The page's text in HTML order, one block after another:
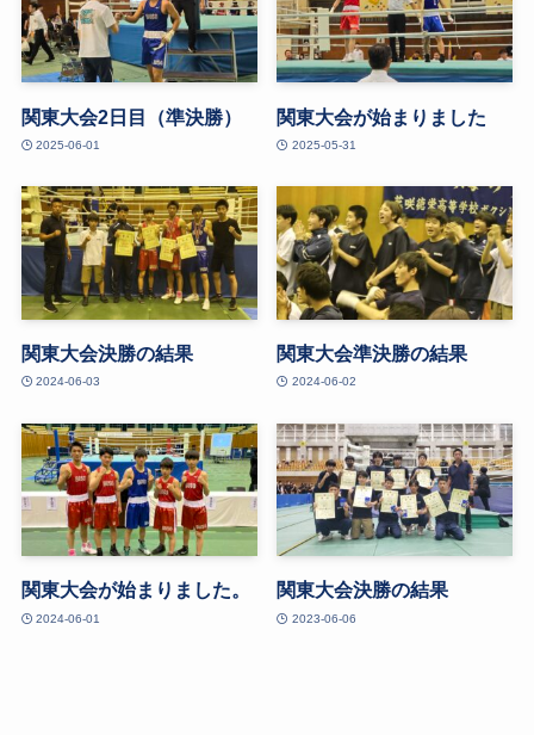
関東大会2日目（準決勝）
2025-06-01
関東大会が始まりました
2025-05-31
関東大会決勝の結果
2024-06-03
関東大会準決勝の結果
2024-06-02
関東大会が始まりました。
2024-06-01
関東大会決勝の結果
2023-06-06